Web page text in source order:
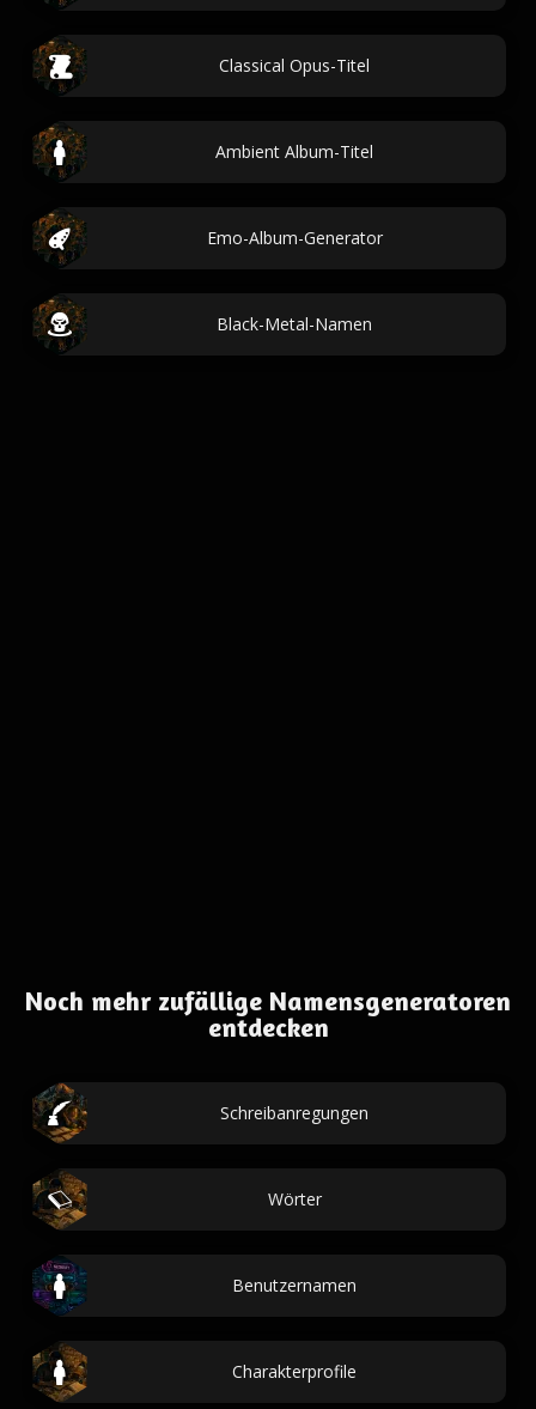
Classical Opus-Titel
Ambient Album-Titel
Emo-Album-Generator
Black-Metal-Namen
Noch mehr zufällige Namensgeneratoren
entdecken
Schreibanregungen
Wörter
Benutzernamen
Charakterprofile